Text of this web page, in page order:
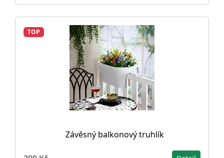
TOP
Závěsný balkonový truhlík